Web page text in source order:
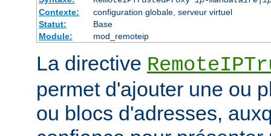
Contexte:
configuration globale, serveur virtuel
Statut:
Base
Module:
mod_remoteip
La directive
permet d'ajouter une ou
ou blocs d'adresses,